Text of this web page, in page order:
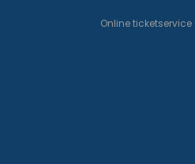
Online